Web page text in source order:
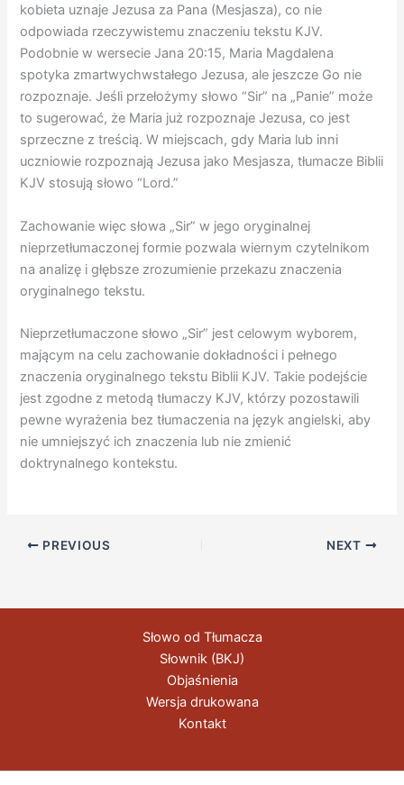
kobieta uznaje Jezusa za Pana (Mesjasza), co nie
odpowiada rzeczywistemu znaczeniu tekstu KJV.
Podobnie w wersecie Jana 20:15, Maria Magdalena
spotyka zmartwychwstałego Jezusa, ale jeszcze Go nie
rozpoznaje. Jeśli przełożymy słowo “Sir” na „Panie” może
to sugerować, że Maria już rozpoznaje Jezusa, co jest
sprzeczne z treścią. W miejscach, gdy Maria lub inni
uczniowie rozpoznają Jezusa jako Mesjasza, tłumacze Biblii
KJV stosują słowo “Lord.”
Zachowanie więc słowa „Sir” w jego oryginalnej
nieprzetłumaczonej formie pozwala wiernym czytelnikom
na analizę i głębsze zrozumienie przekazu znaczenia
oryginalnego tekstu.
Nieprzetłumaczone słowo „Sir” jest celowym wyborem,
mającym na celu zachowanie dokładności i pełnego
znaczenia oryginalnego tekstu Biblii KJV. Takie podejście
jest zgodne z metodą tłumaczy KJV, którzy pozostawili
pewne wyrażenia bez tłumaczenia na język angielski, aby
nie umniejszyć ich znaczenia lub nie zmienić
doktrynalnego kontekstu.
PREVIOUS NEXT
Słowo od Tłumacza
Słownik (BKJ)
Objaśnienia
Wersja drukowana
Kontakt